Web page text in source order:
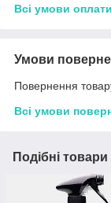
Всі умови оплати
Умови
Повернення
Всі умови
Подібні товари